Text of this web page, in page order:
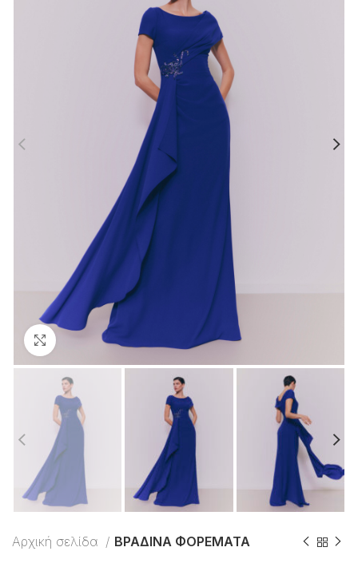
Click to enlarge
Αρχική σελίδα ΒΡΑΔΙΝΑ ΦΟΡΕΜΑΤΑ